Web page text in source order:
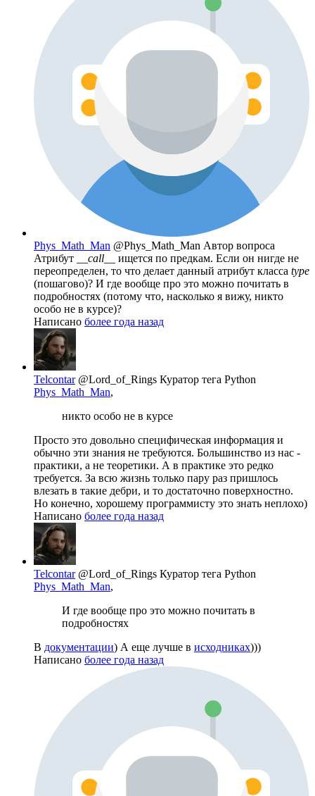
Phys_Math_Man @Phys_Math_Man Автор вопроса
Атрибут
__call__
ищется по предкам. Если он нигде не
переопределен, то что делает данный атрибут класса type
(пошагово)? И где вообще про это можно почитать в
подробностях (потому что, насколько я вижу, никто
особо не в курсе)?
Написано более года назад
Telcontar @Lord_of_Rings Куратор тега Python
Phys_Math_Man,
никто особо не в курсе
Просто это довольно специфическая информация и
обычно эти знания не требуются. Большинство из нас -
практики, а не теоретики. А в практике это редко
требуется. За всю жизнь только пару раз пришлось
влезать в такие дебри, и то достаточно поверхностно.
Но конечно, хорошему программисту это знать неплохо)
Написано более года назад
Telcontar @Lord_of_Rings Куратор тега Python
Phys_Math_Man,
И где вообще про это можно почитать в
подробностях
В документации) А еще лучше в исходниках)))
Написано более года назад